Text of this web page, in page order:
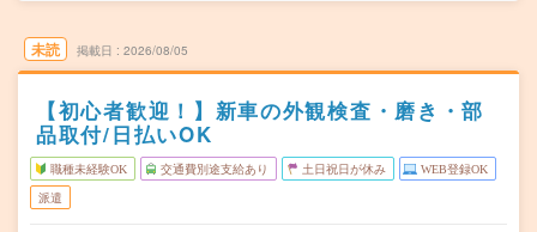
未読 掲載日 2026/08/05
【初心者歓迎！】新車の外観検査・磨き・部
品取付/日払いOK
職種未経験OK 交通費別途支給あり 土日祝日が休み WEB登録OK
派遣